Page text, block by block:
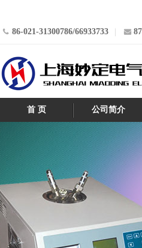
86-021-31300786/66933733
首 页 公司简介